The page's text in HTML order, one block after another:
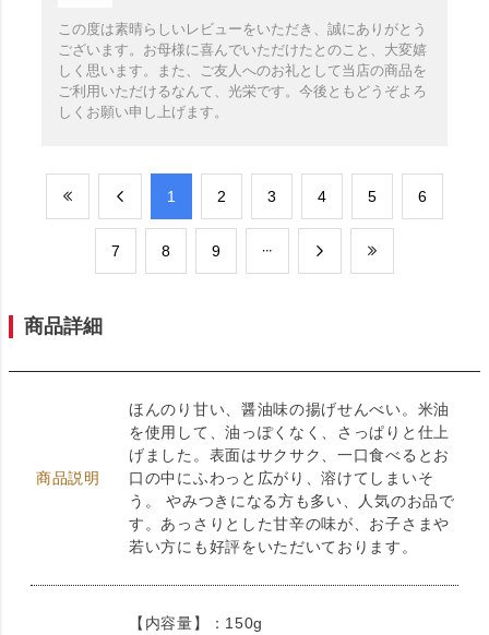
この度は素晴らしいレビューをいただき、誠にありがとう
ございます。お母様に喜んでいただけたとのこと、大変嬉
しく思います。また、ご友人へのお礼として当店の商品を
ご利用いただけるなんて、光栄です。今後ともどうぞよろ
しくお願い申し上げます。
​1 ​2 ​3 ​4 ​5 ​6
​7 ​8 ​9
商品詳細
商品説明
ほんのり甘い、醤油味の揚げせんべい。米油
を使用して、油っぽくなく、さっぱりと仕上
げました。表面はサクサク、一口食べるとお
口の中にふわっと広がり、溶けてしまいそ
う。 やみつきになる方も多い、人気のお品で
す。あっさりとした甘辛の味が、お子さまや
若い方にも好評をいただいております。
【内容量】：150g